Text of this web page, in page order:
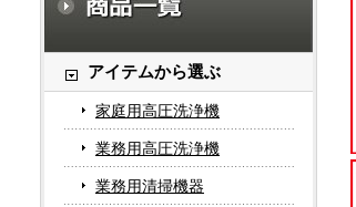
アイテムから選ぶ
家庭用高圧洗浄機
業務用高圧洗浄機
業務用清掃機器